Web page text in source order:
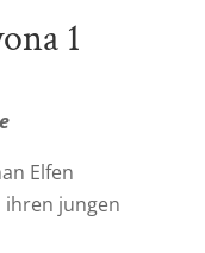
1
Elfen
ihren jungen